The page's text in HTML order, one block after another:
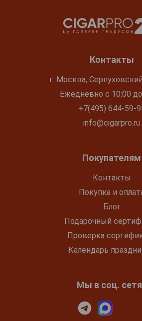
Контакты
г. Москва,
Ежедневно с 10:00
+7(495) 644-59-
info@cigarpro.ru
Покупателям
Контакты
Покупка и
Блог
Подарочный
Проверка
Календарь
Мы в соц.